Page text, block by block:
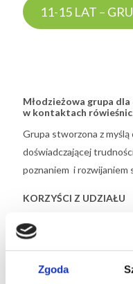
Zgoda
11-15 LAT –
Młodzieżowa grupa
w kontaktach
Grupa stworzona z
doświadczającej
poznaniem i rozwijaniem
KORZYŚCI Z UDZIAŁU
Satysfakcja z
siebie w grupie
Doświadczanie